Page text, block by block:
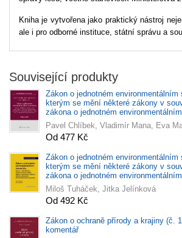
Kniha je vytvořena jako praktický nástroj
ale i pro odborné instituce, státní správu a
Související produkty
Zákon o jednotném environmentálním
kterým se mění některé zákony v
zákona o jednotném
Pavel Chlíbek, Vladimír Mana, Eva
Od 477 Kč
Zákon o jednotném environmentálním
kterým se mění některé zákony v
zákona o jednotném
Miloš Tuháček, Jitka Jelínková
Od 492 Kč
Zákon o ochraně přírody a krajiny (č.
komentář